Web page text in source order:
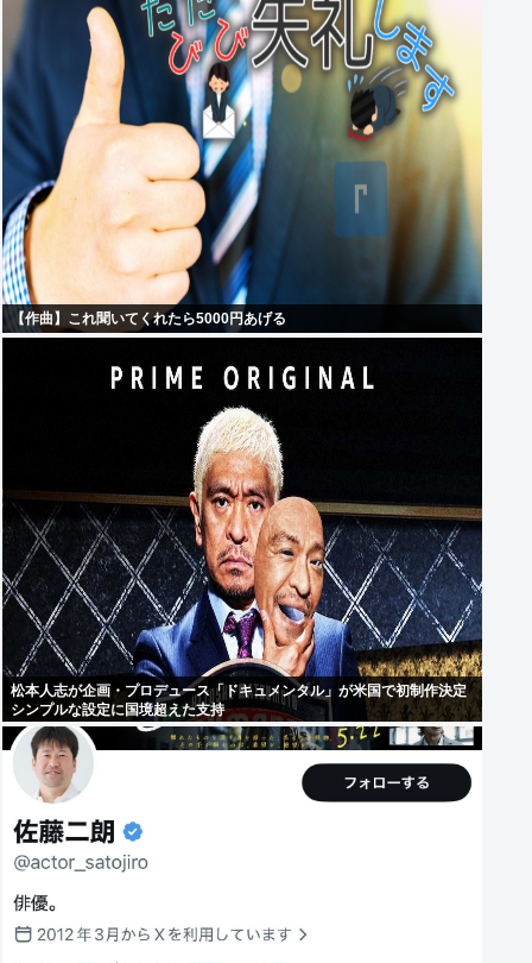
【作曲】これ聞いてくれたら5000円あげる
松本人志が企画・プロデュース「ドキュメンタル」が米国で初制作決定
シンプルな設定に国境超えた支持